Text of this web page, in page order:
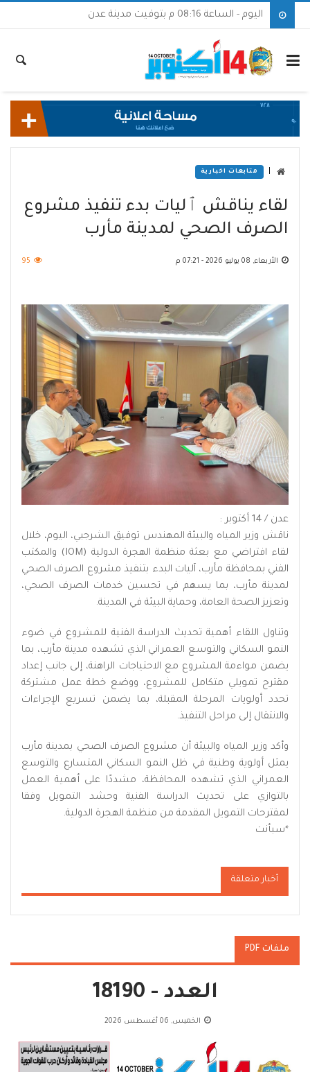
اليوم - الساعة 08:16 م بتوقيت مدينة عدن
متابعات اخبارية
لقاء يناقش ٱليات بدء تنفيذ مشروع
الصرف الصحي لمدينة مأرب
الأربعاء, 08 يوليو 2026 - 07:21 م 95
عدن / 14 أكتوبر :
ناقش وزير المياه والبيئة المهندس توفيق الشرجبي، اليوم، خلال
لقاء افتراضي مع بعثة منظمة الهجرة الدولية (IOM) والمكتب
الفني بمحافظة مأرب، آليات البدء بتنفيذ مشروع الصرف الصحي
لمدينة مأرب، بما يسهم في تحسين خدمات الصرف الصحي،
وتعزيز الصحة العامة، وحماية البيئة في المدينة.
وتناول اللقاء أهمية تحديث الدراسة الفنية للمشروع في ضوء
النمو السكاني والتوسع العمراني الذي تشهده مدينة مأرب، بما
يضمن مواءمة المشروع مع الاحتياجات الراهنة، إلى جانب إعداد
مقترح تمويلي متكامل للمشروع، ووضع خطة عمل مشتركة
تحدد أولويات المرحلة المقبلة، بما يضمن تسريع الإجراءات
والانتقال إلى مراحل التنفيذ.
وأكد وزير المياه والبيئة أن مشروع الصرف الصحي بمدينة مأرب
يمثل أولوية وطنية في ظل النمو السكاني المتسارع والتوسع
العمراني الذي تشهده المحافظة، مشددًا على أهمية العمل
بالتوازي على تحديث الدراسة الفنية وحشد التمويل وفقا
لمقترحات التمويل المقدمة من منظمة الهجرة الدولية.
*سبأنت
أخبار متعلقة
ملفات PDF
العدد - 18190
الخميس, 06 أغسطس 2026